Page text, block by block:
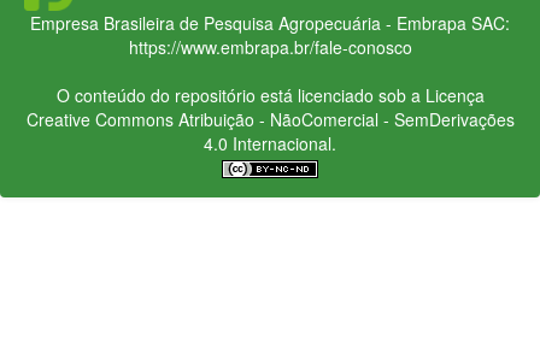
Empresa Brasileira de Pesquisa Agropecuária - Embrapa SAC:
https://www.embrapa.br/fale-conosco
O conteúdo do repositório está licenciado sob a Licença
Creative CommonsAtribuição - NãoComercial - SemDerivações
4.0 Internacional.